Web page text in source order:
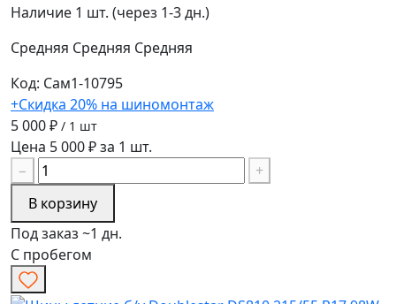
Наличие 1 шт. (через 1-3 дн.)
Средняя Средняя Средняя
Код: Сам1-10795
+Скидка 20% на шиномонтаж
5 000 ₽ / 1 шт
Цена 5 000 ₽ за 1 шт.
−
+
В корзину
Под заказ ~1 дн.
С пробегом